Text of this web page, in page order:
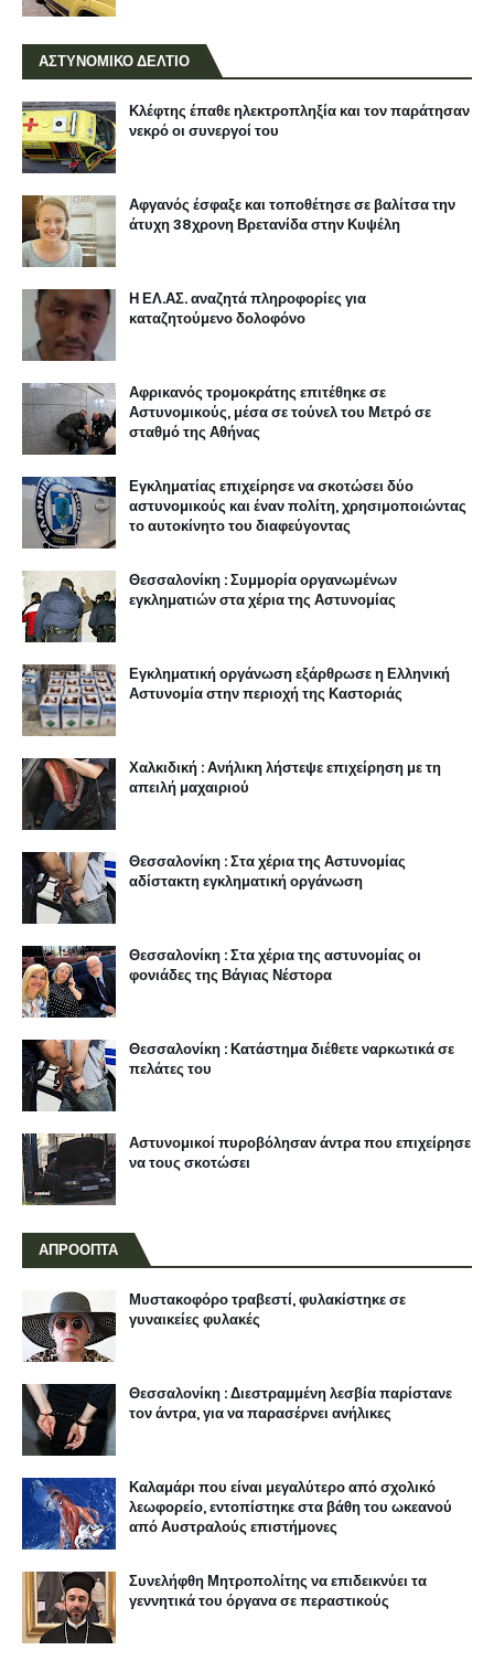
ΑΣΤΥΝΟΜΙΚΟ ΔΕΛΤΙΟ
Κλέφτης έπαθε ηλεκτροπληξία και τον παράτησαν
νεκρό οι συνεργοί του
Αφγανός έσφαξε και τοποθέτησε σε βαλίτσα την
άτυχη 38χρονη Βρετανίδα στην Κυψέλη
Η ΕΛ.ΑΣ. αναζητά πληροφορίες για
καταζητούμενο δολοφόνο
Αφρικανός τρομοκράτης επιτέθηκε σε
Αστυνομικούς, μέσα σε τούνελ του Μετρό σε
σταθμό της Αθήνας
Εγκληματίας επιχείρησε να σκοτώσει δύο
αστυνομικούς και έναν πολίτη, χρησιμοποιώντας
το αυτοκίνητο του διαφεύγοντας
Θεσσαλονίκη : Συμμορία οργανωμένων
εγκληματιών στα χέρια της Αστυνομίας
Εγκληματική οργάνωση εξάρθρωσε η Ελληνική
Αστυνομία στην περιοχή της Καστοριάς
Χαλκιδική : Ανήλικη λήστεψε επιχείρηση με τη
απειλή μαχαιριού
Θεσσαλονίκη : Στα χέρια της Αστυνομίας
αδίστακτη εγκληματική οργάνωση
Θεσσαλονίκη : Στα χέρια της αστυνομίας οι
φονιάδες της Βάγιας Νέστορα
Θεσσαλονίκη : Κατάστημα διέθετε ναρκωτικά σε
πελάτες του
Αστυνομικοί πυροβόλησαν άντρα που επιχείρησε
να τους σκοτώσει
ΑΠΡΟΟΠΤΑ
Μυστακοφόρο τραβεστί, φυλακίστηκε σε
γυναικείες φυλακές
Θεσσαλονίκη : Διεστραμμένη λεσβία παρίστανε
τον άντρα, για να παρασέρνει ανήλικες
Καλαμάρι που είναι μεγαλύτερο από σχολικό
λεωφορείο, εντοπίστηκε στα βάθη του ωκεανού
από Αυστραλούς επιστήμονες
Συνελήφθη Μητροπολίτης να επιδεικνύει τα
γεννητικά του όργανα σε περαστικούς